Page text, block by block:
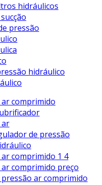
hidráulicos
pressão
hidráulico
comprimido
de pressão
comprimido 1 4
comprimido preço
ar comprimido